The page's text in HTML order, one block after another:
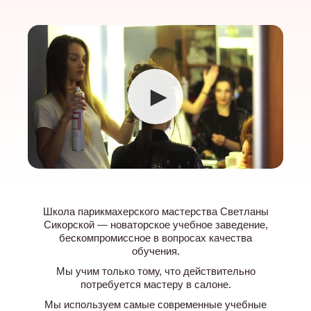
►
Школа парикмахерского мастерства Светланы
Сикорской — новаторское учебное заведение,
бескомпромиссное в вопросах качества
обучения.
Мы учим только тому, что действительно
потребуется мастеру в салоне.
Мы используем самые современные учебные